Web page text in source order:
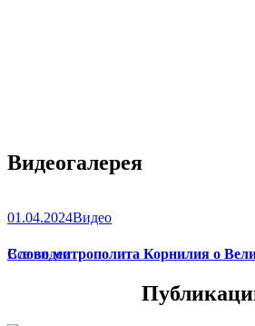
Видеогалерея
01.04.2024Видео
Слово митрополита Корнилия о
Все видео